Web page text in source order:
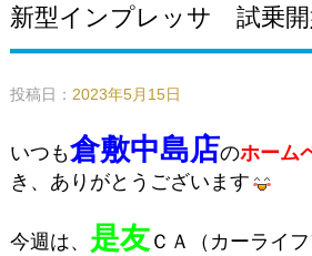
新型インプレッサ 試乗開
投稿日： 2023年5月15日
いつも倉敷中島店のホーム
き、ありがとうございます
今週は、 是友 ＣＡ（カーライ